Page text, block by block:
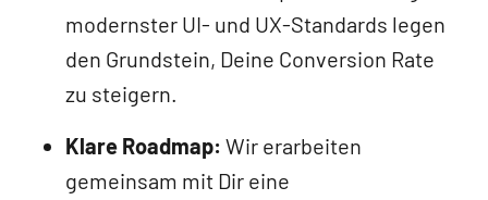
modernster UI- und UX-Standards legen
den Grundstein, Deine Conversion Rate
zu steigern.
Klare Roadmap: Wir erarbeiten
gemeinsam mit Dir eine